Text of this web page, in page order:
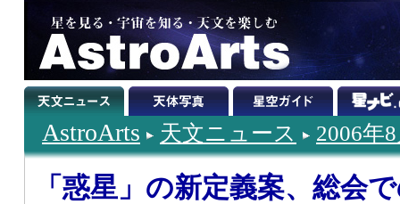
AstroArts 天文ニュース 2006年
「惑星」の新定義案、総会